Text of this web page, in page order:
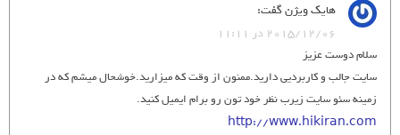
هایک ویژنگفت:
2015/12/06 در 11:11
سلام دوست عزیز
سایت جالب و کاربردیی دارید.ممنون از وقت که میزارید.خوشحال میشم که در
زمینه سئو سایت زیرب نظر خود تون رو برام ایمیل کنید.
http://www.hikiran.com